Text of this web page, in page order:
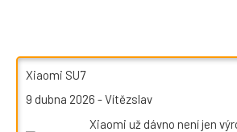
Xiaomi SU7
9 dubna 2026 -Vítězslav
Xiaomi už dávno není jen